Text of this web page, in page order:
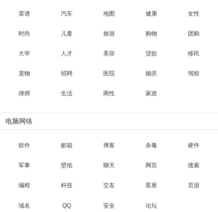
菜谱 汽车 地图 健康 女性
时尚 儿童 旅游 购物 团购
大学 人才 美容 贷款 移民
宠物 招聘 医院 婚庆 驾校
律师 生活 两性 家政
电脑网络
软件 邮箱 博客 杀毒 硬件
军事 壁纸 聊天 网页 搜索
编程 科技 交友 星座 页游
域名 QQ 安全 论坛